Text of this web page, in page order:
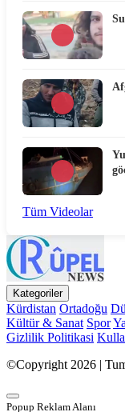
Tüm Videolar
Kategoriler
Kürdistan Ortadoğu
Kültür & Sanat Spor
Gizlilik Politikasi
©Copyright 2026 |
Popup Reklam Alanı